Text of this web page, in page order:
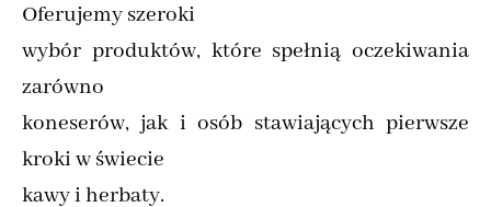
Oferujemy szeroki
wybór produktów, które spełnią oczekiwania
zarówno
koneserów, jak i osób stawiających pierwsze
kroki w świecie
kawy i herbaty.